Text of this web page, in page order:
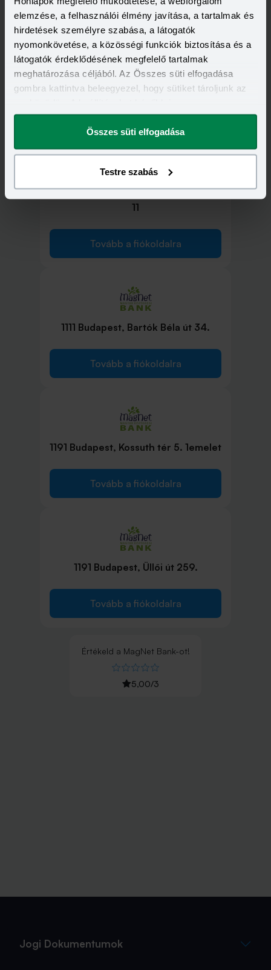
elemzése, a felhasználói élmény javítása, a tartalmak és
hirdetések személyre szabása, a látogatók
nyomonkövetése, a közösségi funkciók biztosítása és a
látogatók érdeklődésének megfelelő tartalmak
meghatározása céljából. Az Összes süti elfogadása
gombra kattintva beleegyezel, hogy sütiket tároljunk az
megváltoztathatod.
Összes süti elfogadása
Testre szabás
1062 Budapest, Andrássy út 98.
1055 Budapest, Balassi Bálint utca 9-
11
Tovább a fiókoldalra
1111 Budapest, Bartók Béla út 34.
Tovább a fiókoldalra
1191 Budapest, Kossuth tér 5. 1emelet
Tovább a fiókoldalra
1191 Budapest, Üllői út 259.
Tovább a fiókoldalra
Értékeld a MagNet Bank-ot!
5,00/3
Jogi Dokumentumok